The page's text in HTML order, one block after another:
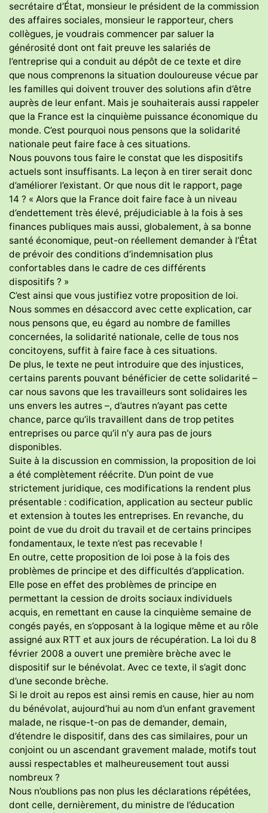
secrétaire d’État, monsieur le président de la commission
des affaires sociales, monsieur le rapporteur, chers
collègues, je voudrais commencer par saluer la
générosité dont ont fait preuve les salariés de
l’entreprise qui a conduit au dépôt de ce texte et dire
que nous comprenons la situation douloureuse vécue par
les familles qui doivent trouver des solutions afin d’être
auprès de leur enfant. Mais je souhaiterais aussi rappeler
que la France est la cinquième puissance économique du
monde. C’est pourquoi nous pensons que la solidarité
nationale peut faire face à ces situations.
Nous pouvons tous faire le constat que les dispositifs
actuels sont insuffisants. La leçon à en tirer serait donc
d’améliorer l’existant. Or que nous dit le rapport, page
14 ? « Alors que la France doit faire face à un niveau
d’endettement très élevé, préjudiciable à la fois à ses
finances publiques mais aussi, globalement, à sa bonne
santé économique, peut-on réellement demander à l’État
de prévoir des conditions d’indemnisation plus
confortables dans le cadre de ces différents
dispositifs ? »
C’est ainsi que vous justifiez votre proposition de loi.
Nous sommes en désaccord avec cette explication, car
nous pensons que, eu égard au nombre de familles
concernées, la solidarité nationale, celle de tous nos
concitoyens, suffit à faire face à ces situations.
De plus, le texte ne peut introduire que des injustices,
certains parents pouvant bénéficier de cette solidarité –
car nous savons que les travailleurs sont solidaires les
uns envers les autres –, d’autres n’ayant pas cette
chance, parce qu’ils travaillent dans de trop petites
entreprises ou parce qu’il n’y aura pas de jours
disponibles.
Suite à la discussion en commission, la proposition de loi
a été complètement réécrite. D’un point de vue
strictement juridique, ces modifications la rendent plus
présentable : codification, application au secteur public
et extension à toutes les entreprises. En revanche, du
point de vue du droit du travail et de certains principes
fondamentaux, le texte n’est pas recevable !
En outre, cette proposition de loi pose à la fois des
problèmes de principe et des difficultés d’application.
Elle pose en effet des problèmes de principe en
permettant la cession de droits sociaux individuels
acquis, en remettant en cause la cinquième semaine de
congés payés, en s’opposant à la logique même et au rôle
assigné aux RTT et aux jours de récupération. La loi du 8
février 2008 a ouvert une première brèche avec le
dispositif sur le bénévolat. Avec ce texte, il s’agit donc
d’une seconde brèche.
Si le droit au repos est ainsi remis en cause, hier au nom
du bénévolat, aujourd’hui au nom d’un enfant gravement
malade, ne risque-t-on pas de demander, demain,
d’étendre le dispositif, dans des cas similaires, pour un
conjoint ou un ascendant gravement malade, motifs tout
aussi respectables et malheureusement tout aussi
nombreux ?
Nous n’oublions pas non plus les déclarations répétées,
dont celle, dernièrement, du ministre de l’éducation